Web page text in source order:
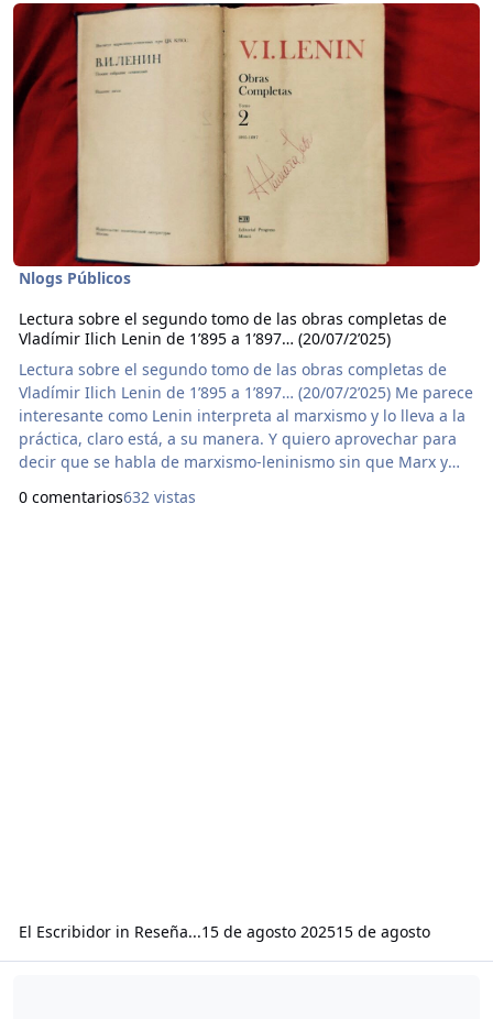
Nlogs Públicos
Lectura sobre el segundo tomo de las obras completas de
Vladímir Ilich Lenin de 1’895 a 1’897… (20/07/2’025)
Lectura sobre el segundo tomo de las obras completas de
Vladímir Ilich Lenin de 1’895 a 1’897… (20/07/2’025) Me parece
interesante como Lenin interpreta al marxismo y lo lleva a la
práctica, claro está, a su manera. Y quiero aprovechar para
decir que se habla de marxismo-leninismo sin que Marx y
intención de alguna manera a Federico Engels y no se diga
0 comentarios632 vistas
El Escribidorin Reseña...15 de agosto 202515 de agosto